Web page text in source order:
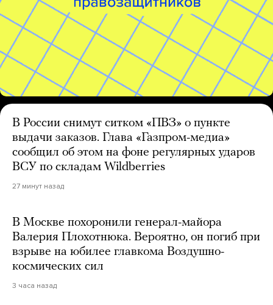
В России снимут ситком «ПВЗ» о пункте
выдачи заказов. Глава «Газпром-медиа»
сообщил об этом на фоне регулярных ударов
ВСУ по складам Wildberries
27 минут назад
В Москве похоронили генерал-майора
Валерия Плохотнюка. Вероятно, он погиб при
взрыве на юбилее главкома Воздушно-
космических сил
3 часа назад